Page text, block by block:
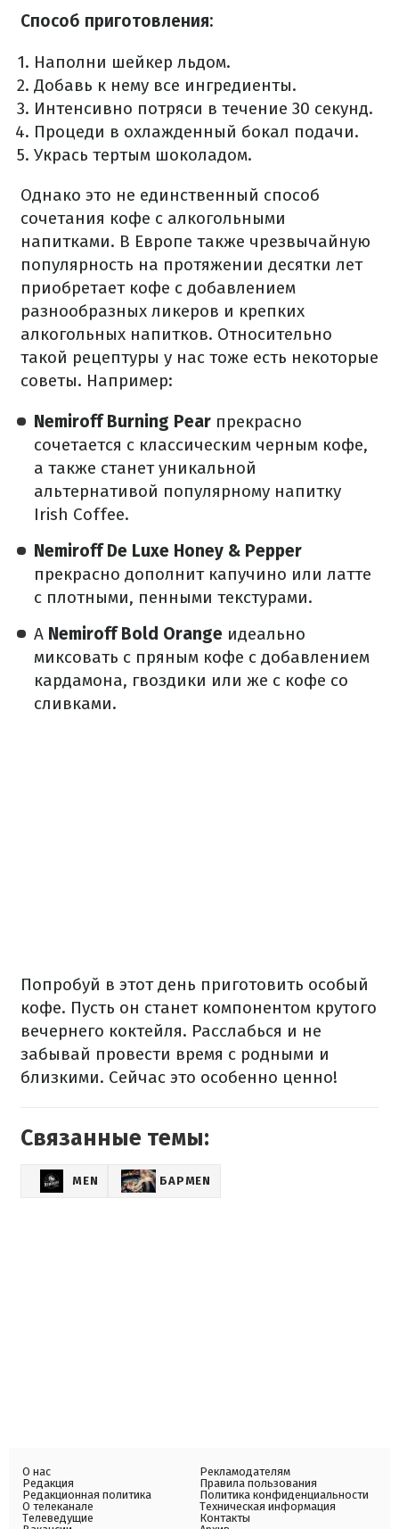
Способ приготовления:
Наполни шейкер льдом.
Добавь к нему все ингредиенты.
Интенсивно потряси в течение 30 секунд.
Процеди в охлажденный бокал подачи.
Укрась тертым шоколадом.
Однако это не единственный способ
сочетания кофе с алкогольными
напитками. В Европе также чрезвычайную
популярность на протяжении десятки лет
приобретает кофе с добавлением
разнообразных ликеров и крепких
алкогольных напитков. Относительно
такой рецептуры у нас тоже есть некоторые
советы. Например:
Nemiroff Burning Pear прекрасно
сочетается с классическим черным кофе,
а также станет уникальной
альтернативой популярному напитку
Irish Coffee.
Nemiroff De Luxe Honey & Pepper
прекрасно дополнит капучино или латте
с плотными, пенными текстурами.
А Nemiroff Bold Orange идеально
миксовать с пряным кофе с добавлением
кардамона, гвоздики или же с кофе со
сливками.
Попробуй в этот день приготовить особый
кофе. Пусть он станет компонентом крутого
вечернего коктейля. Расслабься и не
забывай провести время с родными и
близкими. Сейчас это особенно ценно!
Связанные темы:
MEN БАРMEN
О нас
Редакция
Редакционная политика
О телеканале
Телеведущие
Рекламодателям
Правила пользования
Политика конфиденциальности
Техническая информация
Контакты